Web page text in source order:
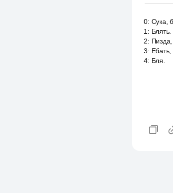
0: Сука,
1 : Блять.
2: Пизда,
3: Ебать,
4: Бля.